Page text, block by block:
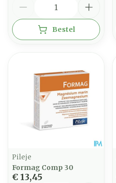
Bestel
Pileje
Formag Comp 30
€ 13,45